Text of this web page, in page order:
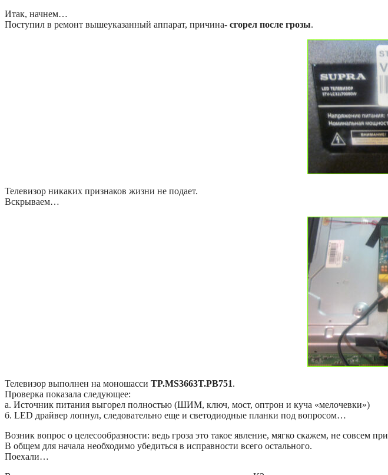
Итак, начнем…
Поступил в ремонт вышеуказанный аппарат, причина- сгорел после грозы.
Телевизор никаких признаков жизни не подает.
Вскрываем…
Телевизор выполнен на моношасси TP.MS3663T.PB751.
Проверка показала следующее:
а. Источник питания выгорел полностью (ШИМ, ключ, мост, оптрон и куча «мелочевки»)
б. LED драйвер лопнул, следовательно еще и светодиодные планки под вопросом…
Возник вопрос о целесообразности: ведь гроза это такое явление, мягко скажем, не совсем
В общем для начала необходимо убедиться в исправности всего остального.
Поехали…